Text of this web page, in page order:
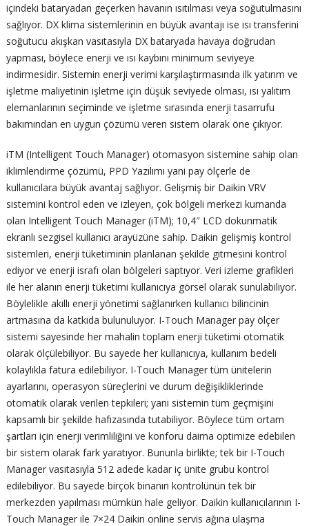
içindeki bataryadan geçerken havanın ısıtılması veya soğutulmasını
sağlıyor. DX klima sistemlerinin en büyük avantajı ise ısı transferini
soğutucu akışkan vasıtasıyla DX bataryada havaya doğrudan
yapması, böylece enerji ve ısı kaybını minimum seviyeye
indirmesidir. Sistemin enerji verimi karşılaştırmasında ilk yatırım ve
işletme maliyetinin işletme için düşük seviyede olması, ısı yalıtım
elemanlarının seçiminde ve işletme sırasında enerji tasarrufu
bakımından en uygun çözümü veren sistem olarak öne çıkıyor.
iTM (Intelligent Touch Manager) otomasyon sistemine sahip olan
iklimlendirme çözümü, PPD Yazılımı yani pay ölçerle de
kullanıcılara büyük avantaj sağlıyor. Gelişmiş bir Daikin VRV
sistemini kontrol eden ve izleyen, çok bölgeli merkezi kumanda
olan Intelligent Touch Manager (iTM); 10,4″ LCD dokunmatik
ekranlı sezgisel kullanıcı arayüzüne sahip. Daikin gelişmiş kontrol
sistemleri, enerji tüketiminin planlanan şekilde gitmesini kontrol
ediyor ve enerji israfı olan bölgeleri saptıyor. Veri izleme grafikleri
ile her alanın enerji tüketimi kullanıcıya görsel olarak sunulabiliyor.
Böylelikle akıllı enerji yönetimi sağlanırken kullanıcı bilincinin
artmasına da katkıda bulunuluyor. I-Touch Manager pay ölçer
sistemi sayesinde her mahalin toplam enerji tüketimi otomatik
olarak ölçülebiliyor. Bu sayede her kullanıcıya, kullanım bedeli
kolaylıkla fatura edilebiliyor. I-Touch Manager tüm ünitelerin
ayarlarını, operasyon süreçlerini ve durum değişikliklerinde
otomatik olarak verilen tepkileri; yani sistemin tüm geçmişini
kapsamlı bir şekilde hafızasında tutabiliyor. Böylece tüm ortam
şartları için enerji verimliliğini ve konforu daima optimize edebilen
bir sistem olarak fark yaratıyor. Bununla birlikte; tek bir I-Touch
Manager vasıtasıyla 512 adede kadar iç ünite grubu kontrol
edilebiliyor. Bu sayede birçok binanın kontrolünün tek bir
merkezden yapılması mümkün hale geliyor. Daikin kullanıcılarının I-
Touch Manager ile 7×24 Daikin online servis ağına ulaşma